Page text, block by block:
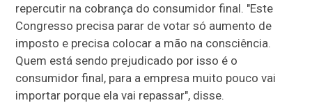
repercutir na cobrança do consumidor final. "Este
Congresso precisa parar de votar só aumento de
imposto e precisa colocar a mão na consciência.
Quem está sendo prejudicado por isso é o
consumidor final, para a empresa muito pouco vai
importar porque ela vai repassar", disse.